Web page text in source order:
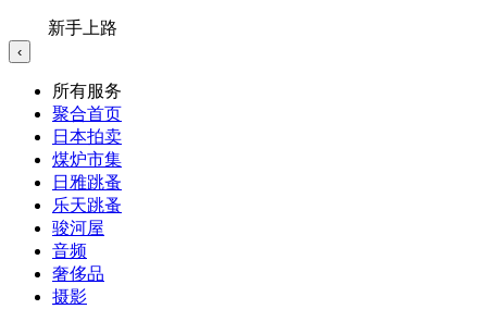
新手上路
‹
所有服务
聚合首页
日本拍卖
煤炉市集
日雅跳蚤
乐天跳蚤
骏河屋
音频
奢侈品
摄影